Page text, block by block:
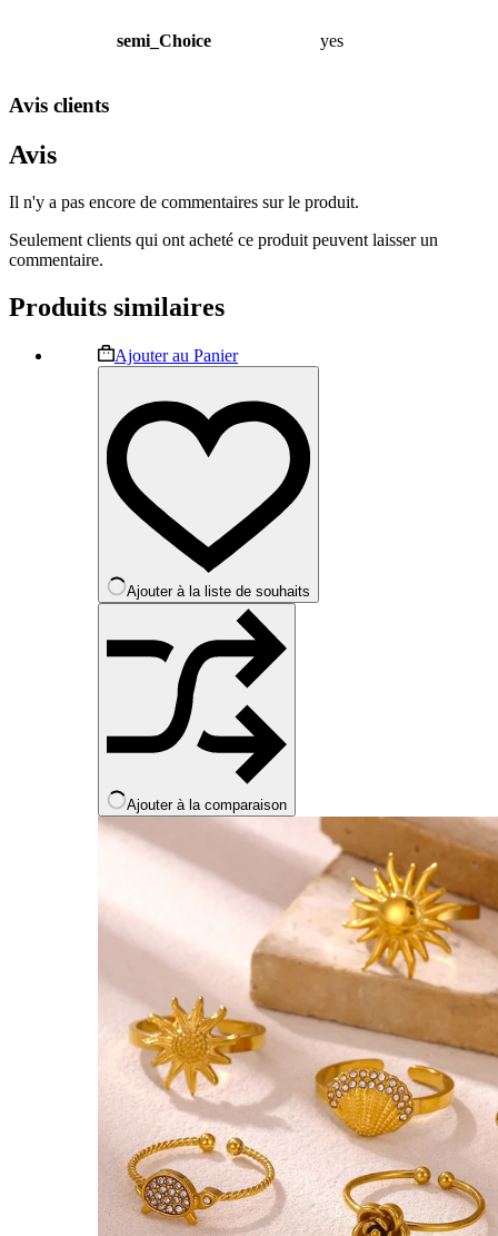
semi_Choice yes
Avis clients
Avis
Il n'y a pas encore de commentaires sur le produit.
Seulement clients qui ont acheté ce produit peuvent laisser un
commentaire.
Produits similaires
Ajouter au PanierCe
produit
plusieurs
variations.
options
peuvent
être
choisies
sur
page
du
produit
Ajouter à la liste de souhaits
Ajouter à la comparaison